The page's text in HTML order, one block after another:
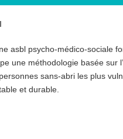
asbl psycho-médico-sociale
une méthodologie basée sur
sans-abri les plus
et durable.